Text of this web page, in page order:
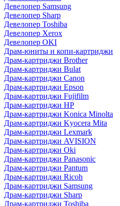
Девелопер Samsung
Девелопер Sharp
Девелопер Toshiba
Девелопер Xerox
Девелопер OKI
Драм-юниты и копи-картриджи
Драм-картриджи Brother
Драм-картриджи Bulat
Драм-картриджи Canon
Драм-картриджи Epson
Драм-картриджи Fujifilm
Драм-картриджи HP
Драм-картриджи Konica Minolta
Драм-картриджи Kyocera Mita
Драм-картриджи Lexmark
Драм-картриджи AVISION
Драм-картриджи Oki
Драм-картриджи Panasonic
Драм-картриджи Pantum
Драм-картриджи Ricoh
Драм-картриджи Samsung
Драм-картриджи Sharp
Драм-картриджи Toshiba